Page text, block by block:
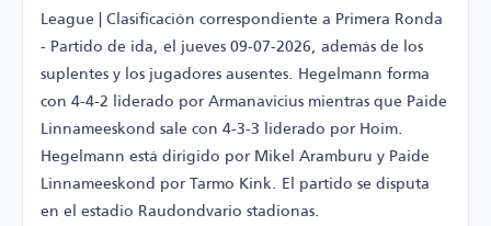
League | Clasificación correspondiente a Primera Ronda
- Partido de ida, el jueves 09-07-2026, además de los
suplentes y los jugadores ausentes. Hegelmann forma
con 4-4-2 liderado por Armanavicius mientras que Paide
Linnameeskond sale con 4-3-3 liderado por Hoim.
Hegelmann está dirigido por Mikel Aramburu y Paide
Linnameeskond por Tarmo Kink. El partido se disputa
en el estadio Raudondvario stadionas.